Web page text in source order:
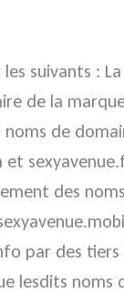
suivants :
de la marque
de
et
des
par des
lesdits noms